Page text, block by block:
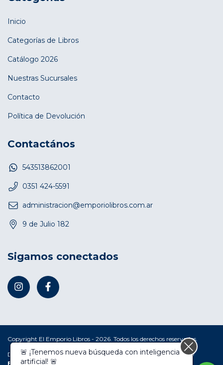
Inicio
Categorías de Libros
Catálogo 2026
Nuestras Sucursales
Contacto
Política de Devolución
Contactános
543513862001
0351 424-5591
administracion@emporiolibros.com.ar
9 de Julio 182
Sigamos conectados
Copyright El Emporio Libros - 2026. Todos los derechos reservados.
Defensa de las y los consumidores. Para reclamos ingresá acá. /
🚨 ¡Tenemos nueva búsqueda con inteligencia
artificial! 🚨